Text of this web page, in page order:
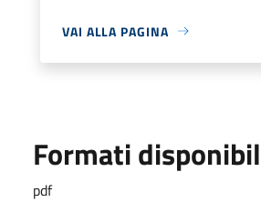
VAI ALLA PAGINA
Formati
pdf